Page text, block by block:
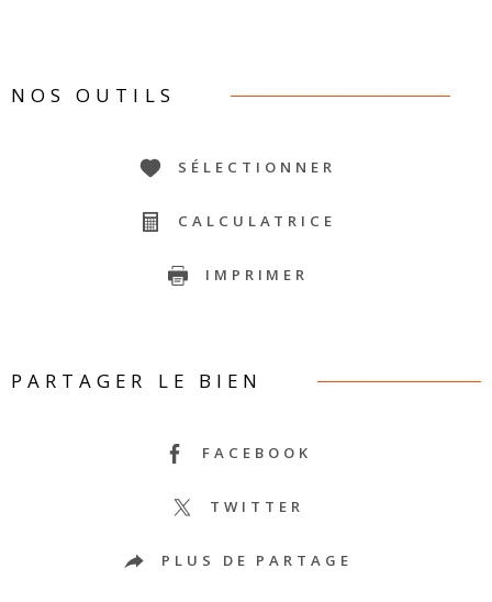
NOS OUTILS
SÉLECTIONNER
CALCULATRICE
IMPRIMER
PARTAGER LE BIEN
FACEBOOK
TWITTER
PLUS DE PARTAGE